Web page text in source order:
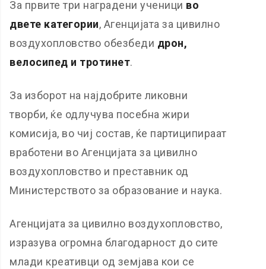
За првите три наградени ученици во
двете категории, Агенцијата за цивилно
воздухопловство обезбеди дрон,
велосипед и тротинет.
За изборот на најдобрите ликовни
творби, ќе одлучува посебна жири
комисија, во чиј состав, ќе партиципираат
вработени во Агенцијата за цивилно
воздухопловство и преставник од
Министерството за образование и наука.
Агенцијата за цивилно воздухопловство,
изразува огромна благодарност до сите
млади креативци од земјава кои се